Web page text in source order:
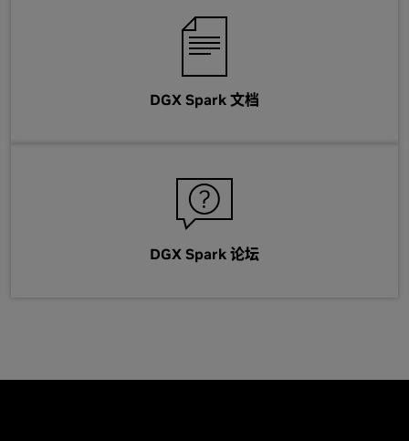
DGX Spark 文档
DGX Spark 论坛